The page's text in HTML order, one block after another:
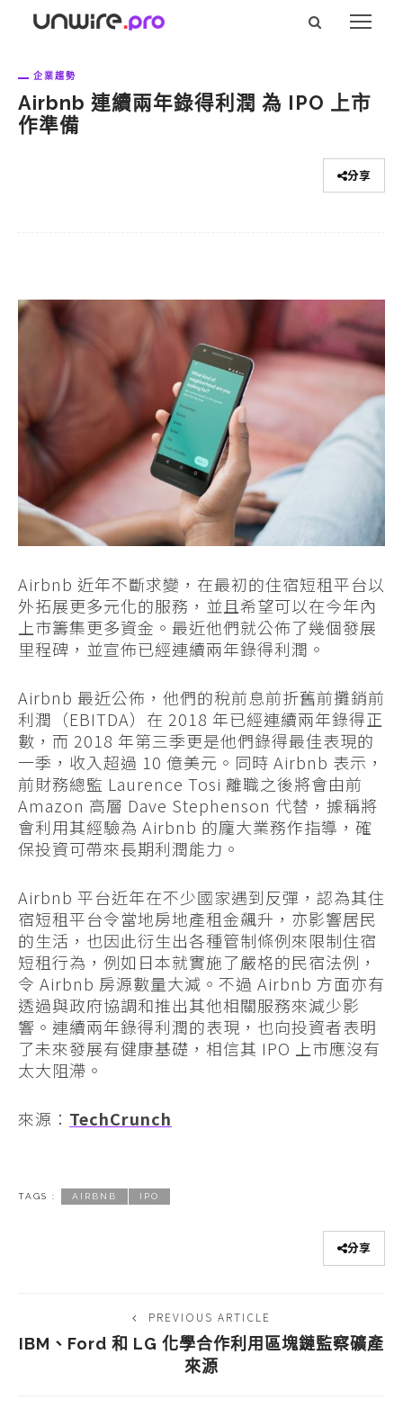
企業趨勢
Airbnb 連續兩年錄得利潤 為 IPO 上市
作準備
分享
Airbnb 近年不斷求變，在最初的住宿短租平台以
外拓展更多元化的服務，並且希望可以在今年內
上市籌集更多資金。最近他們就公佈了幾個發展
里程碑，並宣佈已經連續兩年錄得利潤。
Airbnb 最近公佈，他們的稅前息前折舊前攤銷前
利潤（EBITDA）在 2018 年已經連續兩年錄得正
數，而 2018 年第三季更是他們錄得最佳表現的
一季，收入超過 10 億美元。同時 Airbnb 表示，
前財務總監 Laurence Tosi 離職之後將會由前
Amazon 高層 Dave Stephenson 代替，據稱將
會利用其經驗為 Airbnb 的龐大業務作指導，確
保投資可帶來長期利潤能力。
Airbnb 平台近年在不少國家遇到反彈，認為其住
宿短租平台令當地房地產租金飆升，亦影響居民
的生活，也因此衍生出各種管制條例來限制住宿
短租行為，例如日本就實施了嚴格的民宿法例，
令 Airbnb 房源數量大減。不過 Airbnb 方面亦有
透過與政府協調和推出其他相關服務來減少影
響。連續兩年錄得利潤的表現，也向投資者表明
了未來發展有健康基礎，相信其 IPO 上市應沒有
太大阻滯。
來源： TechCrunch
TAGS : AIRBNB IPO
分享
PREVIOUS ARTICLE
IBM、Ford 和 LG 化學合作利用區塊鏈監察礦產
來源